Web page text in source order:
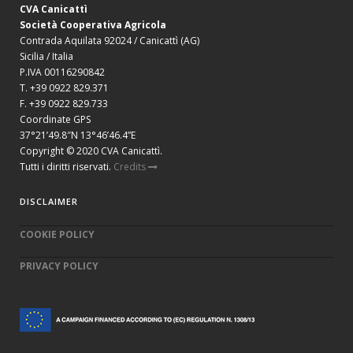
CVA Canicattì
Società Cooperativa Agricola
Contrada Aquilata 92024 / Canicattì (AG)
Sicilia / Italia
P.IVA 00116290842
T. +39 0922 829.371
F. +39 0922 829.733
Coordinate GPS
37°21’49.8″N 13°46’46.4”E
Copyright © 2020 CVA Canicattì.
Tutti i diritti riservati. Credits
DISCLAIMER
COOKIE POLICY
PRIVACY POLICY